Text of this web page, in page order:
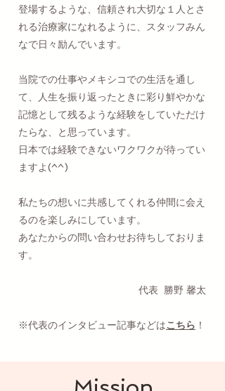
登場するような、信頼され大切な１人とさ
れる治療家になれるように、スタッフみん
なで日々励んでいます。
当院での仕事やメキシコでの生活を通し
て、人生を振り返ったときに彩り鮮やかな
記憶として残るような経験をしていただけ
たらな、と思っています。​
​日本では経験できないワクワクが待ってい
ますよ(^^)
私たちの想いに共感してくれる仲間に会え
るのを楽しみにしています。
あなたからの問い合わせお待ちしておりま
す。
代表 ​勝野 馨太
※代表のインタビュー記事などはこちら ！